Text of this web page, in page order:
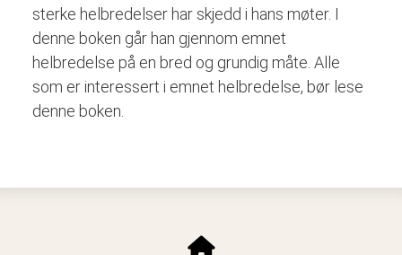
sterke helbredelser har skjedd i hans møter. I
denne boken går han gjennom emnet
helbredelse på en bred og grundig måte. Alle
som er interessert i emnet helbredelse, bør lese
denne boken.